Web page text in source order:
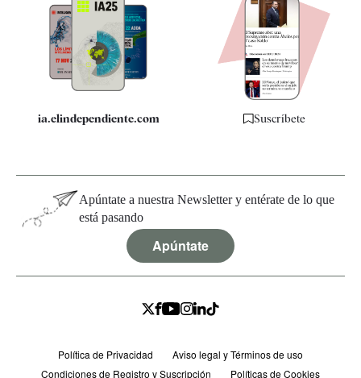
Quiénes somos
Especificaciones
ia.elindependiente.com Suscríbete
Apúntate a nuestra Newsletter y entérate de lo que
está pasando
Apúntate
Política de Privacidad
Aviso legal y Términos de uso
Condiciones de Registro y Suscripción
Políticas de Cookies